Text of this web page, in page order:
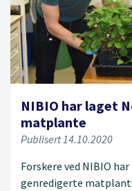
NIBIO har laget
matplante
Publisert 14.10.2020
Forskere ved NIBIO
genredigerte